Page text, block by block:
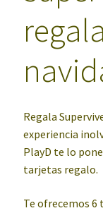
Regala
experiencia
PlayD te lo
tarjetas regalo.
Te ofrecemos 6